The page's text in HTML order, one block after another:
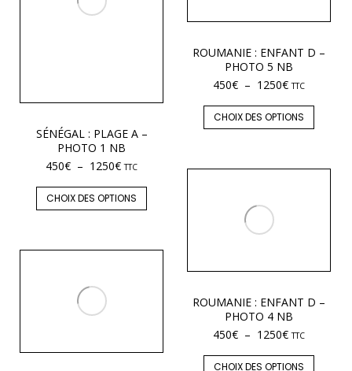
SÉNÉGAL : PLAGE A –
PHOTO 1 NB
450€ – 1250€ TTC
CHOIX DES OPTIONS
ROUMANIE : ENFANT D –
PHOTO 5 NB
450€ – 1250€ TTC
CHOIX DES OPTIONS
ROUMANIE : ENFANT D –
PHOTO 4 NB
450€ – 1250€ TTC
CHOIX DES OPTIONS